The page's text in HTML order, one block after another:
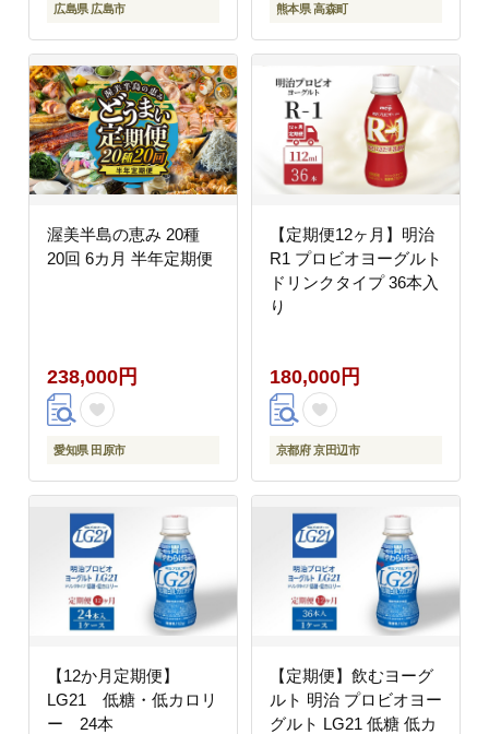
広島県 広島市 熊本県 高森町
渥美半島の恵み 20種
20回 6カ月 半年定期便
238,000円
愛知県 田原市
【定期便12ヶ月】明治
R1 プロビオヨーグルト
ドリンクタイプ 36本入
り
180,000円
京都府 京田辺市
【12か月定期便】
LG21 低糖・低カロリ
ー 24本
【定期便】飲むヨーグ
ルト 明治 プロビオヨー
グルト LG21 低糖 低カ